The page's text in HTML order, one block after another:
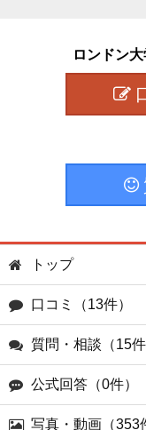
ロンドン
トップ
口コミ（13件）
質問・相談（15件
公式回答（0件）
写真・動画（353